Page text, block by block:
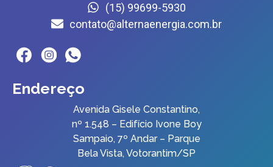
(15) 99699-5930
contato@alternaenergia.com.br
Endereço
Avenida Gisele Constantino,
nº 1.548 – Edifício Ivone Boy
Sampaio, 7º Andar – Parque
Bela Vista, Votorantim/SP